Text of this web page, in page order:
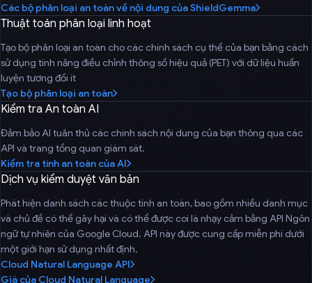
Các bộ phân loại an toàn về nội dung của ShieldGemma
Thuật toán phân loại linh hoạt
Tạo bộ phân loại an toàn cho các chính sách cụ thể của bạn bằng cách
sử dụng tính năng điều chỉnh thông số hiệu quả (PET) với dữ liệu huấn
luyện tương đối ít
Tạo bộ phân loại an toàn
Kiểm tra An toàn AI
Đảm bảo AI tuân thủ các chính sách nội dung của bạn thông qua các
API và trang tổng quan giám sát.
Kiểm tra tính an toàn của AI
Dịch vụ kiểm duyệt văn bản
Phát hiện danh sách các thuộc tính an toàn, bao gồm nhiều danh mục
và chủ đề có thể gây hại và có thể được coi là nhạy cảm bằng API Ngôn
ngữ tự nhiên của Google Cloud. API này được cung cấp miễn phí dưới
một giới hạn sử dụng nhất định.
Cloud Natural Language API
Giá của Cloud Natural Language